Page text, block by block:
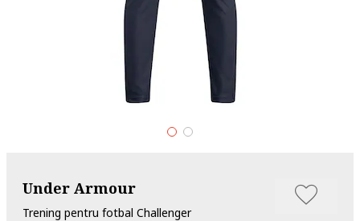
Under Armour
Trening pentru fotbal Challenger